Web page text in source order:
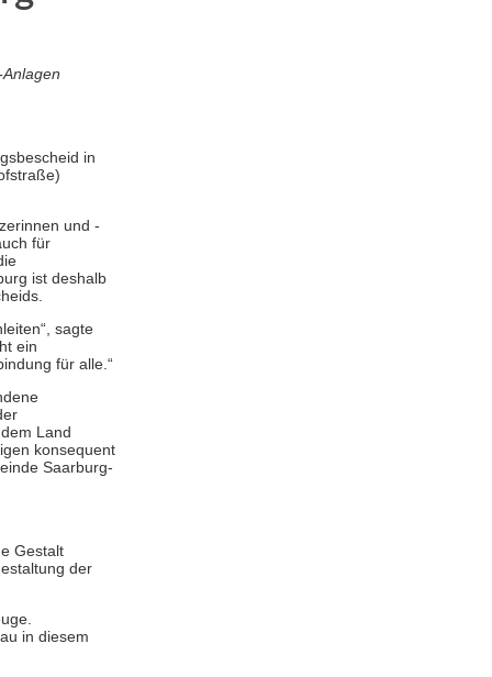
in
und -
für
ist deshalb
sagte
ein
für alle.“
Land
konsequent
Saarburg-
Gestalt
der
in diesem